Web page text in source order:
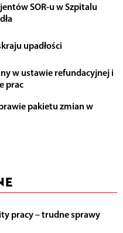
SOR-u w Szpitalu
upadłości
w ustawie refundacyjnej i
prac
pakietu zmian w
pracy – trudne sprawy